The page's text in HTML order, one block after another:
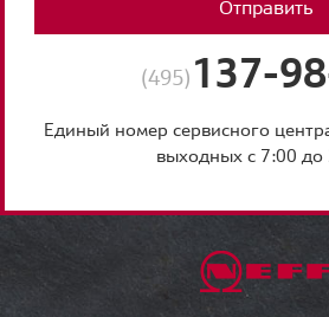
Отправить
(495) 137-
Единый номер сервисного
выходных с 7:00 до